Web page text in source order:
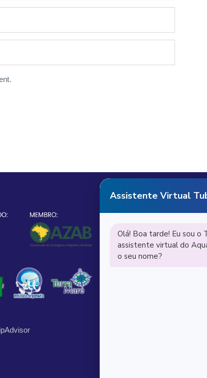
Receba notícias do
Aquário